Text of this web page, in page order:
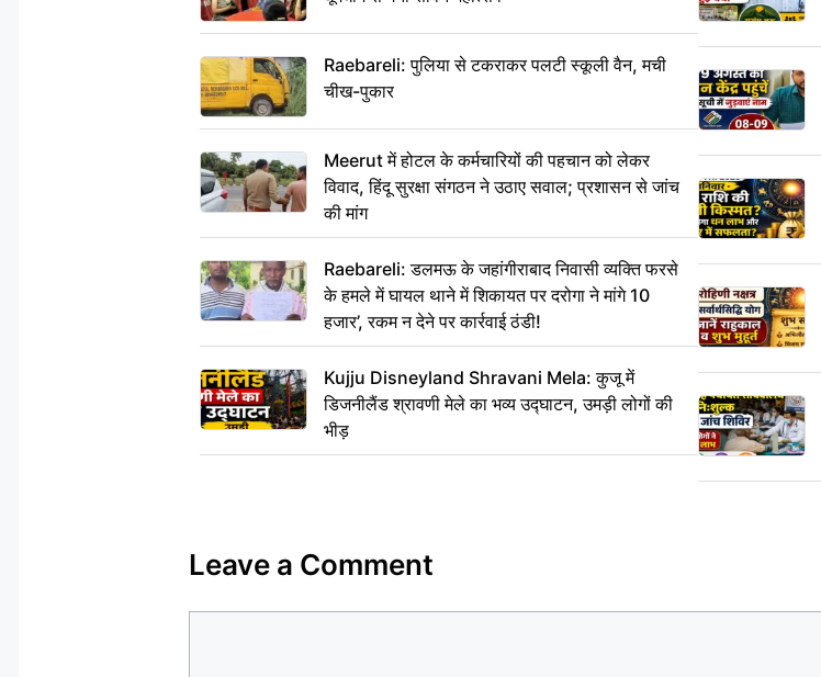
Raebareli: पुलिया से टकराकर पलटी स्कूली वैन, मची
चीख-पुकार
Meerut में होटल के कर्मचारियों की पहचान को लेकर
विवाद, हिंदू सुरक्षा संगठन ने उठाए सवाल; प्रशासन से जांच
की मांग
Raebareli: डलमऊ के जहांगीराबाद निवासी व्यक्ति फरसे
के हमले में घायल थाने में शिकायत पर दरोगा ने मांगे 10
हजार’, रकम न देने पर कार्रवाई ठंडी!
Kujju Disneyland Shravani Mela: कुजू में
डिजनीलैंड श्रावणी मेले का भव्य उद्घाटन, उमड़ी लोगों की
भीड़
Leave a Comment